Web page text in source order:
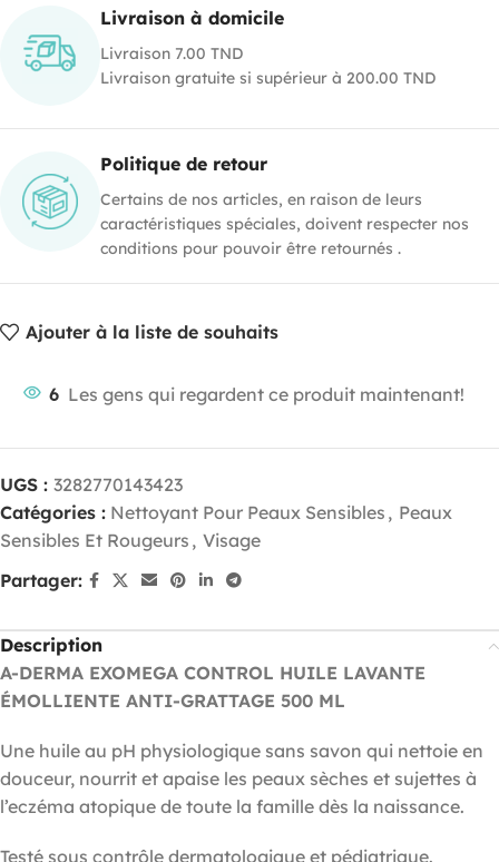
Livraison à domicile
Livraison 7.00 TND
Livraison gratuite si supérieur à 200.00 TND
Politique de retour
Certains de nos articles, en raison de leurs
caractéristiques spéciales, doivent respecter nos
conditions pour pouvoir être retournés .
Ajouter à la liste de souhaits
6 Les gens qui regardent ce produit maintenant!
UGS : 3282770143423
Catégories : Nettoyant Pour Peaux Sensibles , Peaux
Sensibles Et Rougeurs , Visage
Partager:
Description
A-DERMA EXOMEGA CONTROL HUILE LAVANTE
ÉMOLLIENTE ANTI-GRATTAGE 500 ML
Une huile au pH physiologique sans savon qui nettoie en
douceur, nourrit et apaise les peaux sèches et sujettes à
l’eczéma atopique de toute la famille dès la naissance.
Testé sous contrôle dermatologique et pédiatrique.